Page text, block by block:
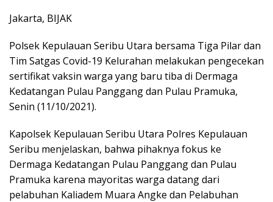
Jakarta, BIJAK
Polsek Kepulauan Seribu Utara bersama Tiga Pilar dan
Tim Satgas Covid-19 Kelurahan melakukan pengecekan
sertifikat vaksin warga yang baru tiba di Dermaga
Kedatangan Pulau Panggang dan Pulau Pramuka,
Senin (11/10/2021).
Kapolsek Kepulauan Seribu Utara Polres Kepulauan
Seribu menjelaskan, bahwa pihaknya fokus ke
Dermaga Kedatangan Pulau Panggang dan Pulau
Pramuka karena mayoritas warga datang dari
pelabuhan Kaliadem Muara Angke dan Pelabuhan